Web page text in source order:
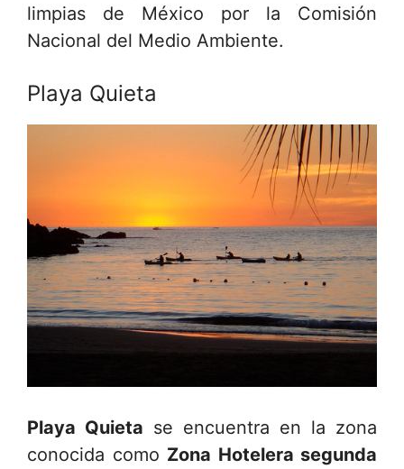
limpias de México por la Comisión
Nacional del Medio Ambiente.
Playa Quieta
Playa Quieta se encuentra en la zona
conocida como Zona Hotelera segunda